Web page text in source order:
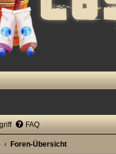
FAQ
Foren-Übersicht